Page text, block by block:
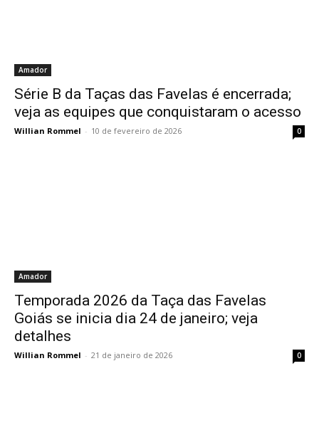
Amador
Série B da Taças das Favelas é encerrada;
veja as equipes que conquistaram o acesso
Willian Rommel - 10 de fevereiro de 2026 0
Amador
Temporada 2026 da Taça das Favelas
Goiás se inicia dia 24 de janeiro; veja
detalhes
Willian Rommel - 21 de janeiro de 2026 0